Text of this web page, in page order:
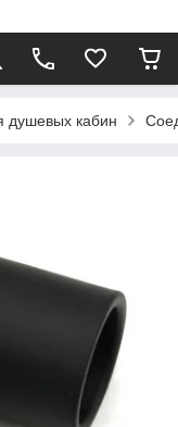
душевых кабин